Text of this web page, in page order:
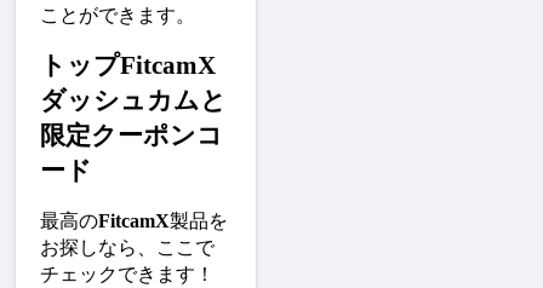
ことができます。
トップFitcamX
ダッシュカムと
限定クーポンコ
ード
最高のFitcamX製品を
お探しなら、ここで
チェックできます！